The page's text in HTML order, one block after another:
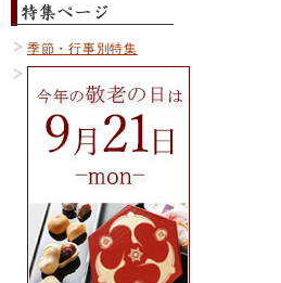
季節・行事別特集